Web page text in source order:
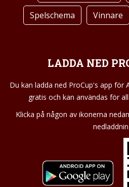
Spelschema
Vinnare
LADDA NED
Du kan ladda ned ProCup's app för
gratis och kan användas för
Klicka på någon av ikonerna